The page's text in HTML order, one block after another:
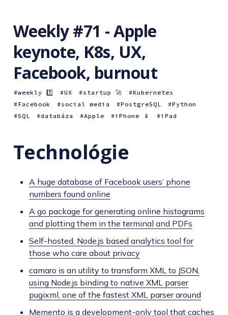
Weekly #71 - Apple
keynote, K8s, UX,
Facebook, burnout
weekly 7️⃣ UX startup 🚀
Kubernetes
Facebook
social media PostgreSQL
Python
SQL
databáza Apple iPhone 📱 iPad
Technológie
A huge database of Facebook users’ phone
numbers found online
A go package for generating online histograms
and plotting them in the terminal and PDFs
Self-hosted, Node.js based analytics tool for
those who care about privacy
camaro is an utility to transform XML to JSON,
using Node.js binding to native XML parser
pugixml, one of the fastest XML parser around
Memento is a development-only tool that caches